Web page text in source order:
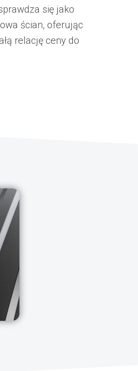
się jako
ścian, oferując
relację ceny do